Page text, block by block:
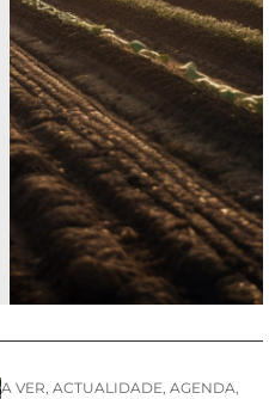
A VER, ACTUALIDADE, AGENDA,